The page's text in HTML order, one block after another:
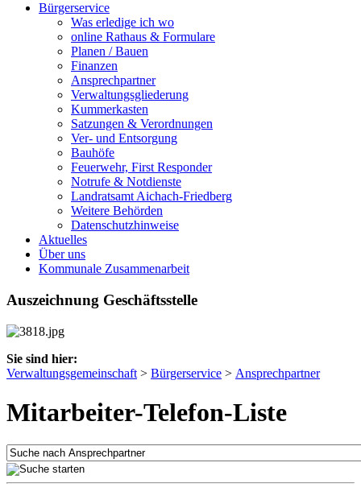
Bürgerservice
Was erledige ich wo
online Rathaus & Formulare
Planen / Bauen
Finanzen
Ansprechpartner
Verwaltungsgliederung
Kummerkasten
Satzungen & Verordnungen
Ver- und Entsorgung
Bauhöfe
Feuerwehr, First Responder
Notrufe & Notdienste
Landratsamt Aichach-Friedberg
Weitere Behörden
Datenschutzhinweise
Aktuelles
Über uns
Kommunale Zusammenarbeit
Auszeichnung Geschäftsstelle
Sie sind hier:
Verwaltungsgemeinschaft > Bürgerservice > Ansprechpartner
Mitarbeiter-Telefon-Liste